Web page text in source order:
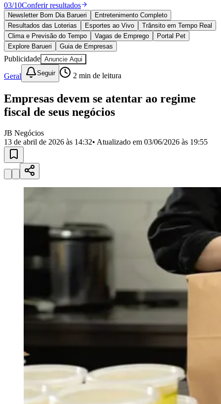
Esportes
Saúde
Segurança
Cultura
Meio Ambiente
Obras
Educação
Bairros de Barueri
Selecione sua regiãoPara notícias da sua região
JubranBelval
VistaCalifórniaCarapicuíbaCentroChácaras MarcoCidades da
Região
Militar
Califórnia Jardim dos Altos
Esperança Jardim Graziela
Jardim Reginalice
Jardim Silveira
OsascoParque dos
Parque ImperialParque Santa Luzia Parque Viana
do Bom JesusRecanto Phrynéa
Santana de
SilveiraTamboréVale do Sol Vila BarrosVila Boa Vista
Vila
Vila Nossa Sra. da
Vila Porto
Para Sua Empresa
Guia de Empresas
Divulgar VagasNovo
Publicidade Legal
Negócios Regionais
Hospitais Estaduais
Parques & Represas
Cidades da Região
Santana de Parnaíba
Osasco JandiraItapeviCotia Pirapora
do Bom Jesus
Araçariguama
Franco da
03/10Conferir resultados
Newsletter Bom Dia Barueri
Entretenimento Completo
Resultados das Loterias
Esportes ao Vivo
Trânsito em Tempo Real
Clima e Previsão do Tempo
Vagas de Emprego
Portal Pet
Explore Barueri
Guia de Empresas
Publicidade Anuncie Aqui
Geral Seguir 2 min de leitura
Empresas devem se atentar ao regime
fiscal de seus negócios
JB Negócios
13 de abril de 2026 às 14:32• Atualizado em 03/06/2026 às 19:55